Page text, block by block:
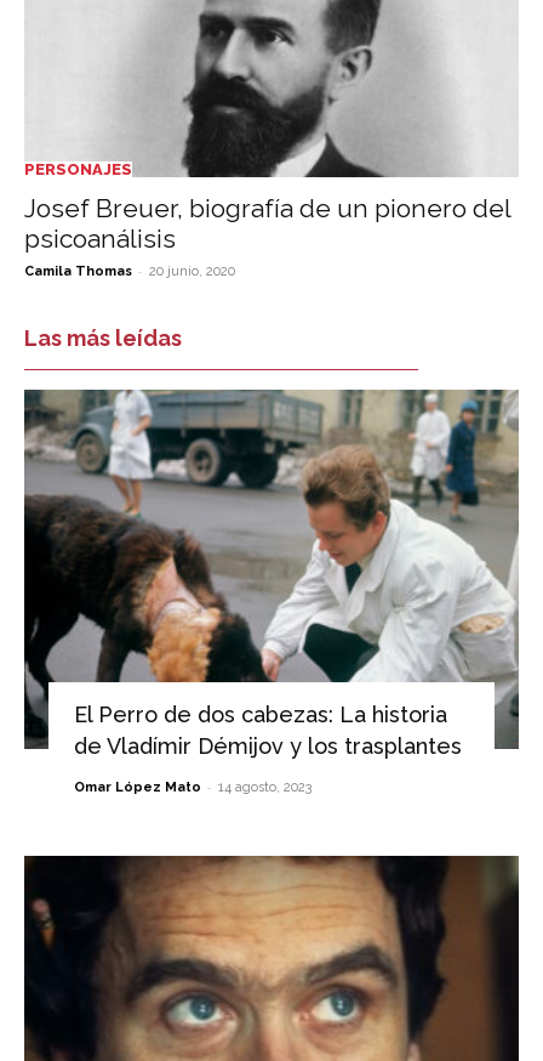
PERSONAJES
Josef Breuer, biografía de un pionero del
psicoanálisis
Camila Thomas - 20 junio, 2020
Las más leídas
El Perro de dos cabezas: La historia
de Vladímir Démijov y los trasplantes
Omar López Mato - 14 agosto, 2023